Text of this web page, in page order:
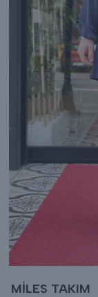
MİLES TAKIM